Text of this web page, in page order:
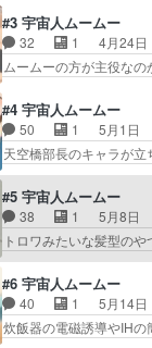
ニャンを足したような
きな人向けかなぁ。ム
めに勝手に桜子の家電
メという媒体のテンポ
豆知識をネコ型の宇宙
れってラブコメ？ 家
ムーの顔芸がさえる
プルなんだな。こら家
ーのタママ二等兵感が
してるげんしけんやも
#3 宇宙人ムームー
32 1
4月24日
ムームーの方が主役
ムーとデシマル。デシ
学アニメだった。電源
のまま外で活動する
み・挙動を通じた科
み面白かったわ。実用
ちょっと、、このコが
うまし②片田舎のオッ
#4 宇宙人ムームー
50 1
5月1日
天空橋部長のキャラ
跡も幸運もそれを受
電気代は東京だからじ
うな動きになるか気に
れ始めて面白くなっ
が黒い頃の大会で使
回好きだから、かなり
部長じゃなくて、ムー
ったり変態だったりで
#5 宇宙人ムームー
38 1
5月8日
トロワみたいな髪型
Ｇについて「非科学
ダニ…チン」追加セリ
人でエアコン修理でき
いことを情弱とは言
生命体に影響を及ぼ
#6 宇宙人ムームー
40 1
5月14日
炊飯器の電磁誘導や